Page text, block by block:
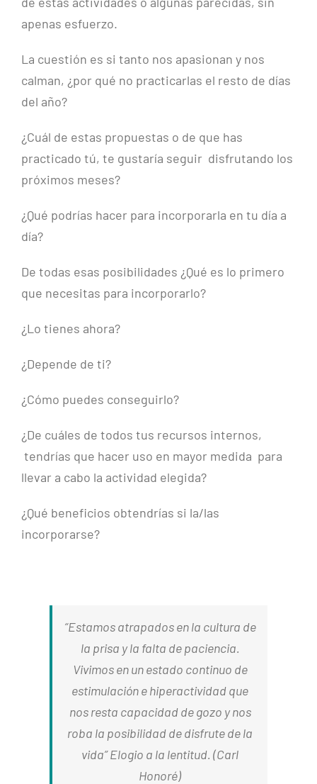
apenas esfuerzo.
La cuestión es si tanto nos apasionan y nos
calman, ¿por qué no practicarlas el resto de días
del año?
¿Cuál de estas propuestas o de que has
practicado tú, te gustaría seguir disfrutando los
próximos meses?
¿Qué podrías hacer para incorporarla en tu día a
día?
De todas esas posibilidades ¿Qué es lo primero
que necesitas para incorporarlo?
¿Lo tienes ahora?
¿Depende de ti?
¿Cómo puedes conseguirlo?
¿De cuáles de todos tus recursos internos,
tendrías que hacer uso en mayor medida para
llevar a cabo la actividad elegida?
¿Qué beneficios obtendrías si la/las
incorporarse?
“Estamos atrapados en la cultura de
la prisa y la falta de paciencia.
Vivimos en un estado continuo de
estimulación e hiperactividad que
nos resta capacidad de gozo y nos
roba la posibilidad de disfrute de la
vida” Elogio a la lentitud. (Carl
Honoré)